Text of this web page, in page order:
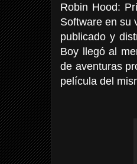
Robin Hood:
Software en su
publicado y
Boy llegó al
de aventuras
película del